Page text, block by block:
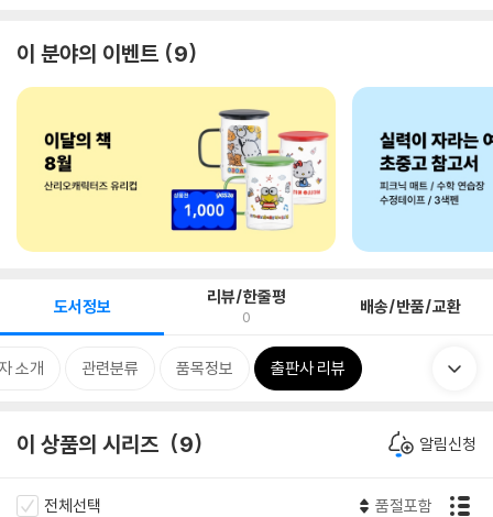
이 분야의 이벤트 9
도서정보 리뷰/한줄평
0 배송/반품/교환
소개 관련분류 품목정보 출판사 리뷰
이 상품의 시리즈 9 알림신청
전체선택 품절포함